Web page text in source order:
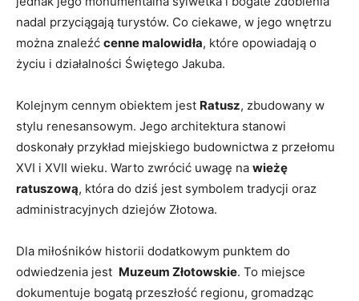
nadal przyciągają turystów. Co ciekawe, ⁢w jego wnętrzu
można znaleźć cenne malowidła, które opowiadają o
życiu i⁤ działalności Świętego Jakuba.
Kolejnym cennym obiektem ​jest Ratusz, ⁣zbudowany ⁤w
‌stylu renesansowym. Jego​ architektura stanowi
doskonały przykład miejskiego budownictwa z przełomu
XVI i XVII wieku. ‍Warto zwrócić uwagę na wieżę
ratuszową, która ‍do dziś jest symbolem ‍tradycji oraz
administracyjnych dziejów Złotowa.
Dla miłośników⁢ historii‍ dodatkowym punktem do
odwiedzenia ⁣jest ⁤ Muzeum Złotowskie. To miejsce
dokumentuje⁤ bogatą⁣ przeszłość regionu, gromadząc